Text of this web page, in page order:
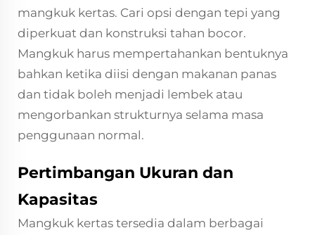
mangkuk kertas. Cari opsi dengan tepi yang
diperkuat dan konstruksi tahan bocor.
Mangkuk harus mempertahankan bentuknya
bahkan ketika diisi dengan makanan panas
dan tidak boleh menjadi lembek atau
mengorbankan strukturnya selama masa
penggunaan normal.
Pertimbangan Ukuran dan
Kapasitas
Mangkuk kertas tersedia dalam berbagai